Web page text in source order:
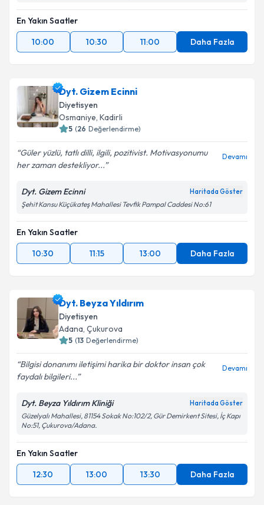
En Yakın Saatler
10:00
10:30 11:00 Daha Fazla
Dyt. Gizem Ecinni
Diyetisyen
Osmaniye, Kadirli
5 (26 Değerlendirme)
Güler yüzlü, tatlı dilli, ilgili, pozitivist. Motivasyonumu
her zaman destekliyor...
Devamı
Dyt. Gizem Ecinni Haritada Göster
Şehit Kansu Küçükateş Mahallesi Tevfik Pampal Caddesi No:61
En Yakın Saatler
10:30
11:15 13:00 Daha Fazla
Dyt. Beyza Yıldırım
Diyetisyen
Adana, Çukurova
5 (13 Değerlendirme)
Bilgisi donanımı iletişimi harika bir doktor insan çok
faydalı bilgileri...
Devamı
Dyt. Beyza Yıldırım Kliniği Haritada Göster
Güzelyalı Mahallesi, 81154 Sokak No:102/2, Gür Demirkent Sitesi, İç Kapı
No:51, Çukurova/Adana.
En Yakın Saatler
12:30
13:00 13:30 Daha Fazla